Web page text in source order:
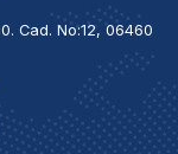
Cad. No:12, 06460